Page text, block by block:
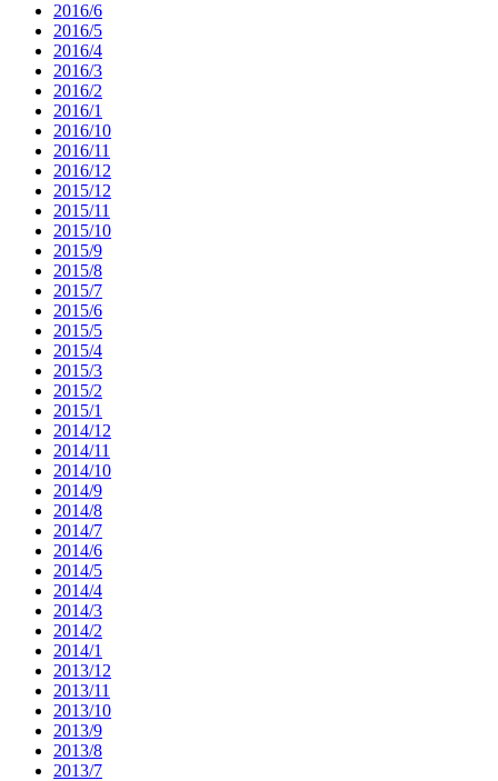
2016/6
2016/5
2016/4
2016/3
2016/2
2016/1
2016/10
2016/11
2016/12
2015/12
2015/11
2015/10
2015/9
2015/8
2015/7
2015/6
2015/5
2015/4
2015/3
2015/2
2015/1
2014/12
2014/11
2014/10
2014/9
2014/8
2014/7
2014/6
2014/5
2014/4
2014/3
2014/2
2014/1
2013/12
2013/11
2013/10
2013/9
2013/8
2013/7